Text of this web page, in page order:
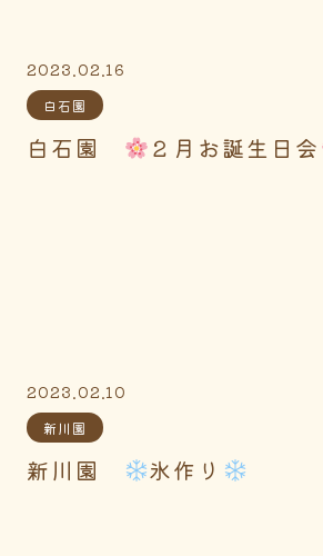
2023.02.16
白石園
白石園 ２月お誕生日会
2023.02.10
新川園
新川園 氷作り